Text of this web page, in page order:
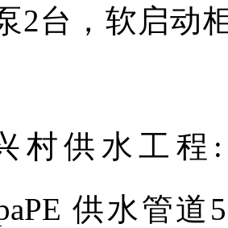
2台，软启动
村供水工程:
供水管